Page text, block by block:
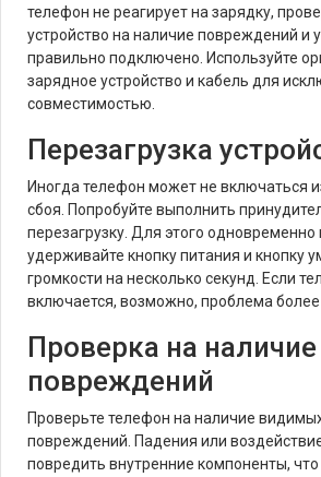
телефон не реагирует на зарядку,
устройство на наличие повреждений и
правильно подключено. Используйте
зарядное устройство и кабель для
совместимостью.
Перезагрузка
Иногда телефон может не включаться
сбоя. Попробуйте выполнить
перезагрузку. Для этого
удерживайте кнопку питания и кнопку
громкости на несколько секунд. Если
включается, возможно, проблема более
Проверка на
повреждений
Проверьте телефон на наличие
повреждений. Падения или
повредить внутренние компоненты,